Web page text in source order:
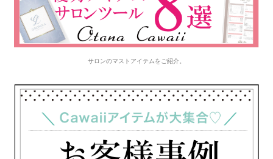
サロンのマストアイテムをご紹介。